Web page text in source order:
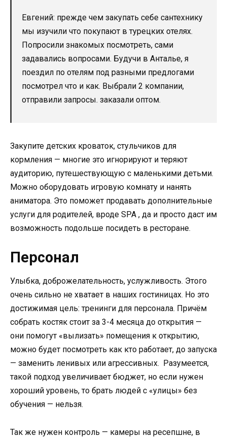
Евгений: прежде чем закупать себе сантехнику
мы изучили что покупают в турецких отелях.
Попросили знакомых посмотреть, сами
задавались вопросами. Будучи в Анталье, я
поездил по отелям под разными предлогами
посмотрел что и как. Выбрали 2 компании,
отправили запросы. заказали оптом.
Закупите детских кроваток, стульчиков для
кормления — многие это игнорируют и теряют
аудиторию, путешествующую с маленькими детьми.
Можно оборудовать игровую комнату и нанять
аниматора. Это поможет продавать дополнительные
услуги для родителей, вроде SPA , да и просто даст им
возможность подольше посидеть в ресторане.
Персонал
Улыбка, доброжелательность, услужливость. Этого
очень сильно не хватает в наших гостиницах. Но это
достижимая цель: тренинги для персонала. Причём
собрать костяк стоит за 3-4 месяца до открытия —
они помогут «вылизать» помещения к открытию,
можно будет посмотреть как кто работает, до запуска
— заменить ленивых или агрессивных. Разумеется,
такой подход увеличивает бюджет, но если нужен
хороший уровень, то брать людей с «улицы» без
обучения — нельзя.
Так же нужен контроль — камеры на ресепшне, в